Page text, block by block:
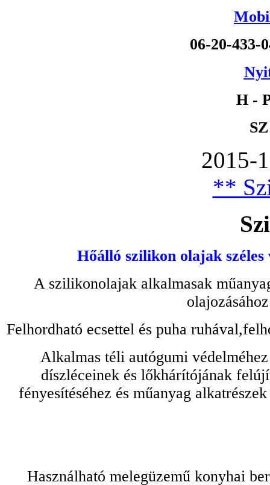
06-20-
H -
2015-
**
Hőálló szilikon olajak
A szilikonolajak alkalmasak
Felhordható ecsettel és puha
Alkalmas téli autógumi
díszléceinek és lőkhárítójának
fényesítéséhez és műanyag
Használható melegüzemű konyhai